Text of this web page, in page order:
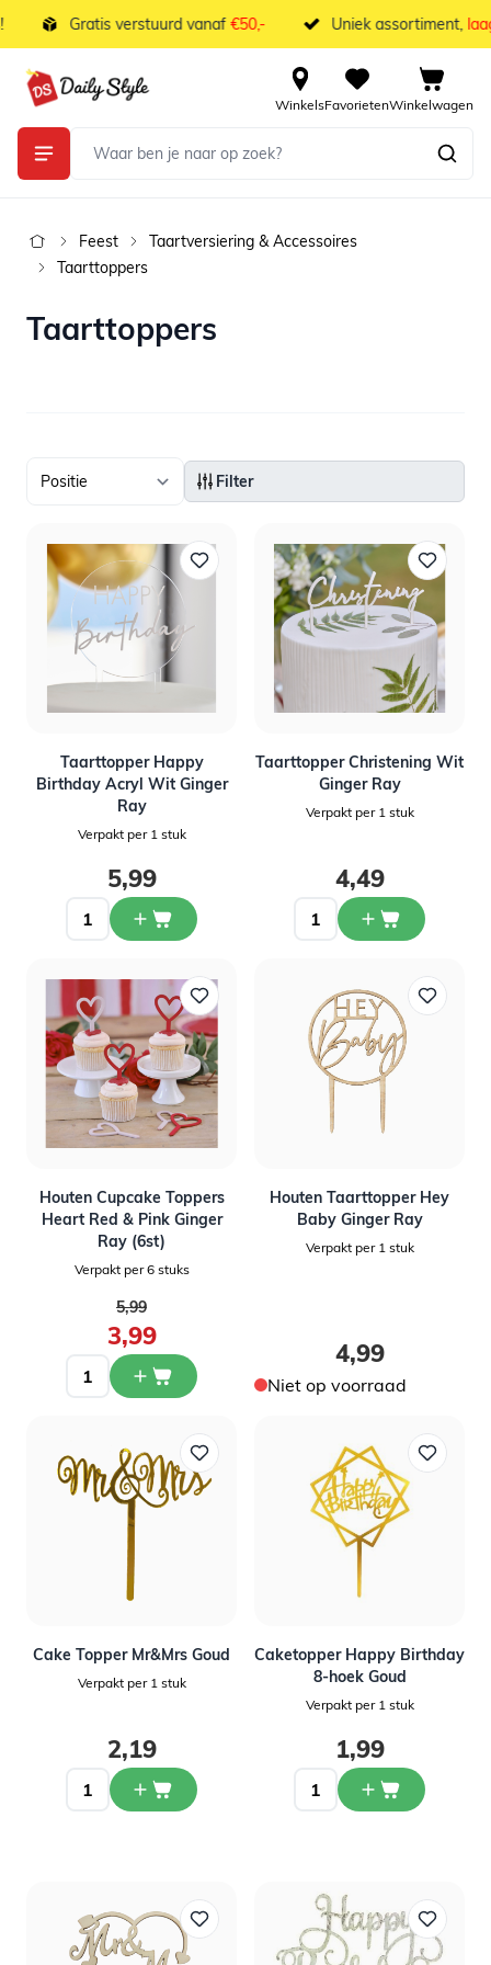
Ga naar de inhoud
Gratis verstuurd vanaf€50,- Uniek assortiment,
WinkelsFavorietenWinkelwagen
Feest
Taartversiering & Accessoires
Taarttoppers
Taarttoppers
Filter
Taarttopper Happy
Birthday Acryl Wit Ginger
Ray
Verpakt per 1 stuk
5,99
Taarttopper Christening Wit
Ginger Ray
Verpakt per 1 stuk
4,49
Houten Cupcake Toppers
Heart Red & Pink Ginger
Ray (6st)
Verpakt per 6 stuks
Speciale prijs
3,99
Normale prijs
5,99
Houten Taarttopper Hey
Baby Ginger Ray
Verpakt per 1 stuk
4,99
Niet op voorraad
Cake Topper Mr&Mrs Goud
Verpakt per 1 stuk
2,19
Caketopper Happy Birthday
8-hoek Goud
Verpakt per 1 stuk
1,99